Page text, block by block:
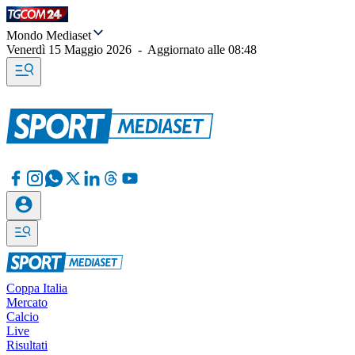
Mondo Mediaset
Venerdì 15 Maggio 2026 - Aggiornato alle 08:48
Coppa Italia
Mercato
Calcio
Live
Risultati